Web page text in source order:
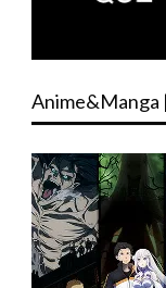
Anime&Manga